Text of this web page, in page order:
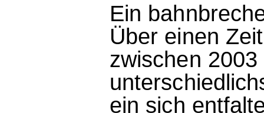
Ein
Über einen
zwischen
ein sich